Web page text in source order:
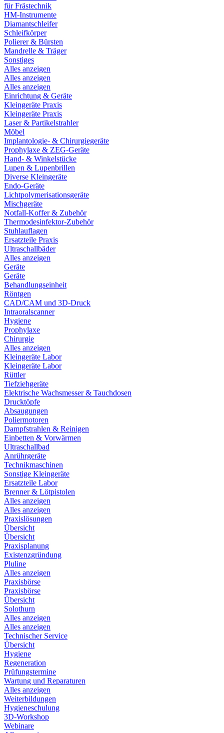
für Frästechnik
HM-Instrumente
Diamantschleifer
Schleifkörper
Polierer & Bürsten
Mandrelle & Träger
Sonstiges
Alles anzeigen
Alles anzeigen
Alles anzeigen
Einrichtung & Geräte
Kleingeräte Praxis
Kleingeräte Praxis
Laser & Partikelstrahler
Möbel
Implantologie- & Chirurgiegeräte
Prophylaxe & ZEG-Geräte
Hand- & Winkelstücke
Lupen & Lupenbrillen
Diverse Kleingeräte
Endo-Geräte
Lichtpolymerisationsgeräte
Mischgeräte
Notfall-Koffer & Zubehör
Thermodesinfektor-Zubehör
Stuhlauflagen
Ersatzteile Praxis
Ultraschallbäder
Alles anzeigen
Geräte
Geräte
Behandlungseinheit
Röntgen
CAD/CAM und 3D-Druck
Intraoralscanner
Hygiene
Prophylaxe
Chirurgie
Alles anzeigen
Kleingeräte Labor
Kleingeräte Labor
Rüttler
Tiefziehgeräte
Elektrische Wachsmesser & Tauchdosen
Drucktöpfe
Absaugungen
Poliermotoren
Dampfstrahlen & Reinigen
Einbetten & Vorwärmen
Ultraschallbad
Anrührgeräte
Technikmaschinen
Sonstige Kleingeräte
Ersatzteile Labor
Brenner & Lötpistolen
Alles anzeigen
Alles anzeigen
Praxislösungen
Übersicht
Übersicht
Praxisplanung
Existenzgründung
Pluline
Alles anzeigen
Praxisbörse
Praxisbörse
Übersicht
Solothurn
Alles anzeigen
Alles anzeigen
Technischer Service
Übersicht
Hygiene
Regeneration
Prüfungstermine
Wartung und Reparaturen
Alles anzeigen
Weiterbildungen
Hygieneschulung
3D-Workshop
Webinare